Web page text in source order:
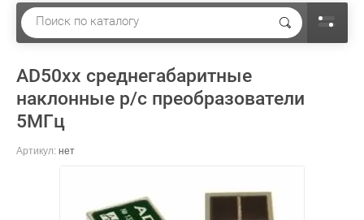
AD50xx среднегабаритные
наклонные р/с преобразователи
5МГц
Артикул: нет